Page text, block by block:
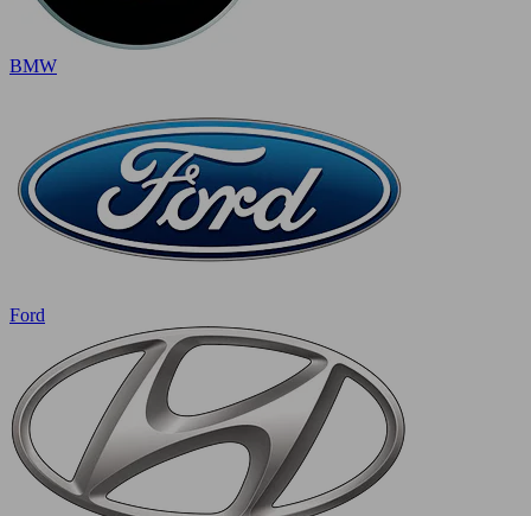
BMW
Ford